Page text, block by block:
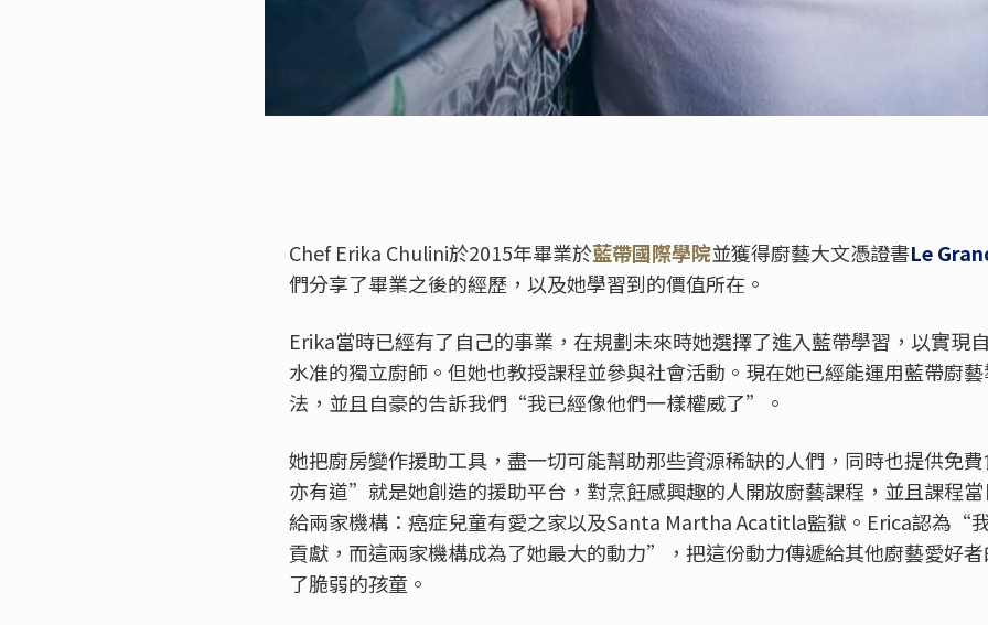
Chef Erika Chulini於2015年畢業於藍帶國際學院並獲得廚藝大文憑證書Le
們分享了畢業之後的經歷，以及她學習到的價值所在。
Erika當時已經有了自己的事業，在規劃未來時她選擇了進入藍帶學習，以實現
水准的獨立廚師。但她也教授課程並參與社會活動。現在她已經能運用藍帶廚
法，並且自豪的告訴我們“我已經像他們一樣權威了”。
她把廚房變作援助工具，盡一切可能幫助那些資源稀缺的人們，同時也提供免
亦有道”就是她創造的援助平台，對烹飪感興趣的人開放廚藝課程，並且課程
給兩家機構：癌症兒童有愛之家以及Santa Martha Acatitla監獄。Erica認為“
貢獻，而這兩家機構成為了她最大的動力”，把這份動力傳遞給其他廚藝愛好
了脆弱的孩童。